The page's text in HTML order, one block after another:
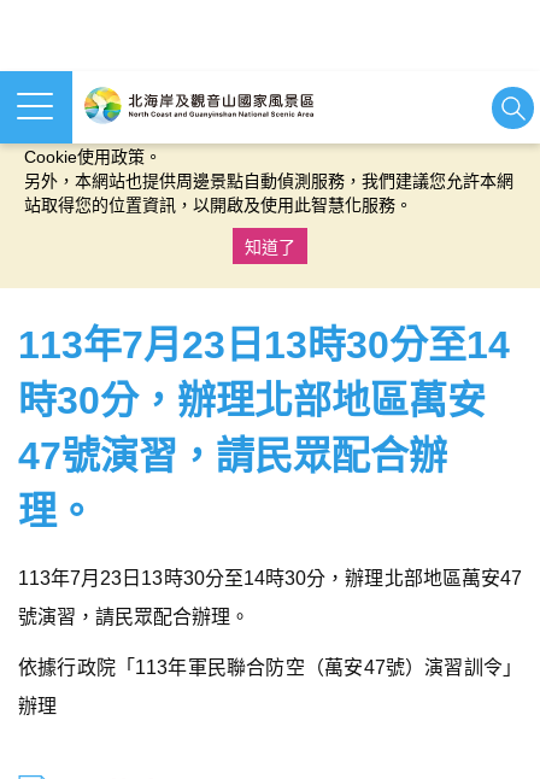
本網站使用cookies等相關技術以持續優化網站服務，並有助於為
Cookie使用政策。
另外，本網站也提供周邊景點自動偵測服務，我們建議您允許本網
站取得您的位置資訊，以開啟及使用此智慧化服務。
知道了
113年7月23日13時30分至14
時30分，辦理北部地區萬安
47號演習，請民眾配合辦
理。
113年7月23日13時30分至14時30分，辦理北部地區萬安47
號演習，請民眾配合辦理。
依據行政院「113年軍民聯合防空（萬安47號）演習訓令」
辦理